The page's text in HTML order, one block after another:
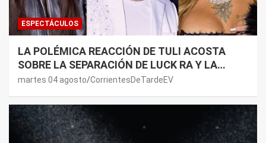
ESPECTÁCULOS
LA POLÉMICA REACCIÓN DE TULI ACOSTA
SOBRE LA SEPARACIÓN DE LUCK RA Y LA
JOAQUI: “¿MI VERDAD?”
martes 04 agosto CorrientesDeTardeEV